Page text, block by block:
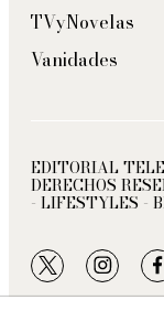
TVyNovelas
Vanidades
EDITORIAL
DERECHOS
- LIFESTYLES -
twitter